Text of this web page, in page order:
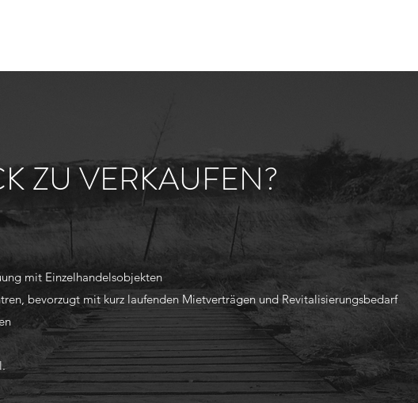
ZU VERKAUFEN?
mit Einzelhandelsobjekten
bevorzugt mit kurz laufenden Mietverträgen und Revitalisierungsbedarf